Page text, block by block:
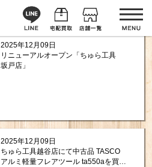
2025年12月09日
リニューアルオープン「ちゅら工具
坂戸店」
2025年12月09日
ちゅら工具越谷店にて中古品 TASCO
アルミ軽量フレアツール ta550aを買取